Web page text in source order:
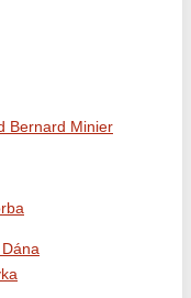
Bernard Minier